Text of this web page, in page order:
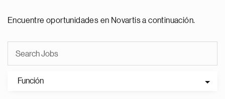
Encuentre oportunidades en Novartis a continuación.
Función